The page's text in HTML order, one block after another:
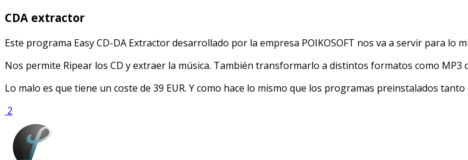
CDA extractor
Este programa Easy CD-DA Extractor desarrollado por la empresa POIKOSOFT nos va a servir para lo
Nos permite Ripear los CD y extraer la música. También transformarlo a distintos formatos como MP3
Lo malo es que tiene un coste de 39 EUR. Y como hace lo mismo que los programas preinstalados
2